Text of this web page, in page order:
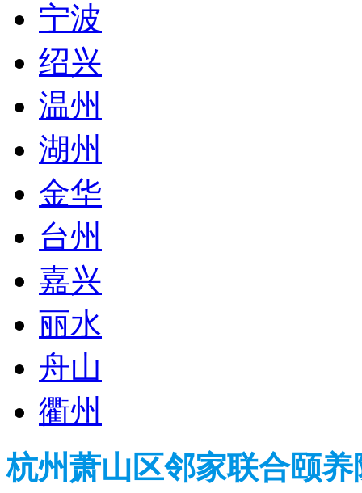
宁波
绍兴
温州
湖州
金华
台州
嘉兴
丽水
舟山
衢州
杭州萧山区邻家联合颐养